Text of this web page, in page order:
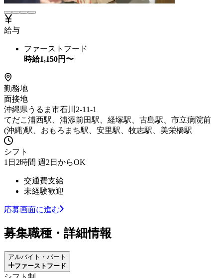
給与
ファーストフード
時給1,150円〜
勤務地
面接地
沖縄県うるま市石川2-11-1
てだこ浦西駅、浦添前田駅、経塚駅、古島駅、市立病院前
(沖縄)駅、おもろまち駅、安里駅、牧志駅、美栄橋駅
シフト
1日2時間 週2日からOK
交通費支給
未経験歓迎
応募画面に進む
募集職種・詳細情報
アルバイト・パート
ファーストフード